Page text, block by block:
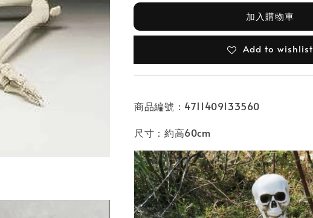
加入購物車
Add to wishlist
商品編號：4711409133560
尺寸：約高60cm